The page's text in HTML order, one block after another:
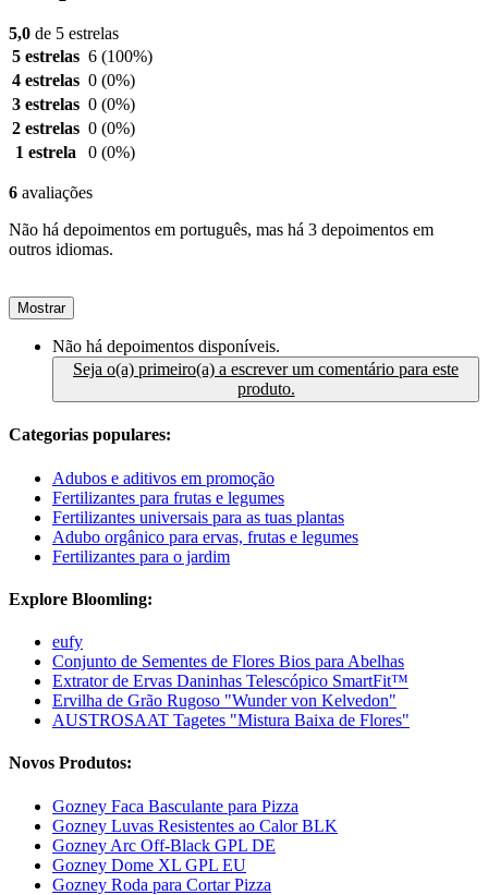
5,0 de 5 estrelas
5 estrelas 6 (100%)
4 estrelas 0 (0%)
3 estrelas 0 (0%)
2 estrelas 0 (0%)
1 estrela
0 (0%)
6 avaliações
Não há depoimentos em português, mas há 3 depoimentos em
outros idiomas.
Mostrar
Não há depoimentos disponíveis.
Seja o(a) primeiro(a) a escrever um comentário para este
produto.
Categorias populares:
Adubos e aditivos em promoção
Fertilizantes para frutas e legumes
Fertilizantes universais para as tuas plantas
Adubo orgânico para ervas, frutas e legumes
Fertilizantes para o jardim
Explore Bloomling:
eufy
Conjunto de Sementes de Flores Bios para Abelhas
Extrator de Ervas Daninhas Telescópico SmartFit™
Ervilha de Grão Rugoso "Wunder von Kelvedon"
AUSTROSAAT Tagetes "Mistura Baixa de Flores"
Novos Produtos:
Gozney Faca Basculante para Pizza
Gozney Luvas Resistentes ao Calor BLK
Gozney Arc Off-Black GPL DE
Gozney Dome XL GPL EU
Gozney Roda para Cortar Pizza